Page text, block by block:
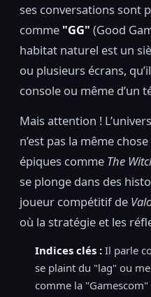
ses conversations sont
comme "GG" (Good
habitat naturel est un
ou plusieurs écrans, qu’il
console ou même d’un
Mais attention !
n’est pas la même
épiques comme The
se plonge dans des
joueur compétitif de
où la stratégie et les
Indices clés : Il parle
se plaint du "lag" ou
comme la "Gamescom"